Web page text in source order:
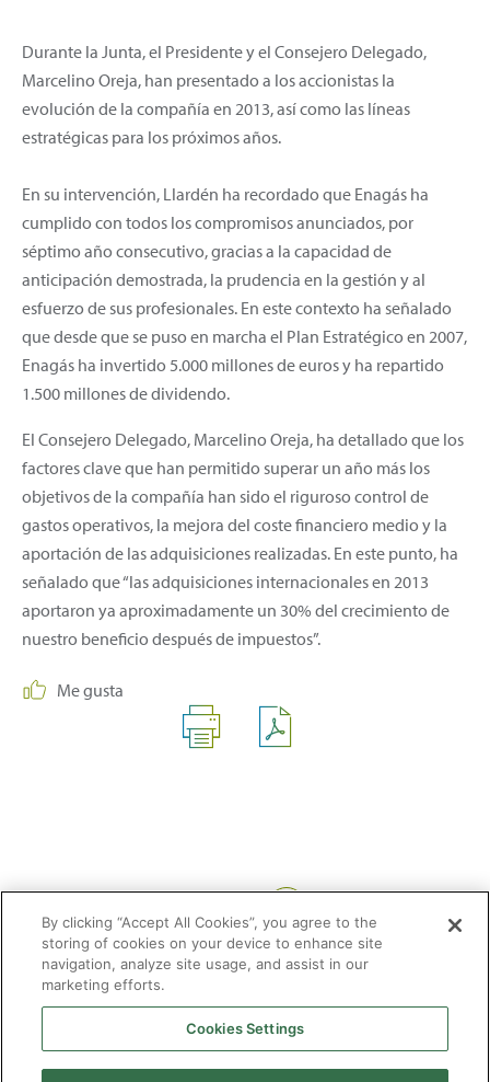
Durante la Junta, el Presidente y el Consejero Delegado,
Marcelino Oreja, han presentado a los accionistas la
evolución de la compañía en 2013, así como las líneas
estratégicas para los próximos años.
En su intervención, Llardén ha recordado que Enagás ha
cumplido con todos los compromisos anunciados, por
séptimo año consecutivo, gracias a la capacidad de
anticipación demostrada, la prudencia en la gestión y al
esfuerzo de sus profesionales. En este contexto ha señalado
que desde que se puso en marcha el Plan Estratégico en 2007,
Enagás ha invertido 5.000 millones de euros y ha repartido
1.500 millones de dividendo.
El Consejero Delegado, Marcelino Oreja, ha detallado que los
factores clave que han permitido superar un año más los
objetivos de la compañía han sido el riguroso control de
gastos operativos, la mejora del coste financiero medio y la
aportación de las adquisiciones realizadas. En este punto, ha
señalado que “las adquisiciones internacionales en 2013
aportaron ya aproximadamente un 30% del crecimiento de
nuestro beneficio después de impuestos”.
Me gusta
By clicking “Accept All Cookies”, you agree to the
storing of cookies on your device to enhance site
navigation, analyze site usage, and assist in our
marketing efforts.
Cookies Settings